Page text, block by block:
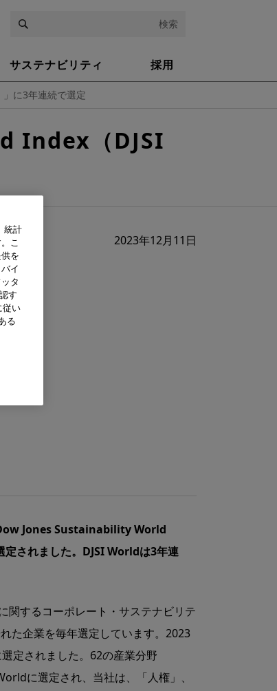
検索
サステナビリティ 採用
に3年連続で選定
Index（DJSI
2023年12月11日
Dow Jones Sustainability World
されました。DJSI Worldは3年連
関するコーポレート・サステナビリテ
た企業を毎年選定しています。2023
定されました。62の産業分野
に選定され、当社は、「人権」、
統計
こ
を
イ
タ
す
従い
る